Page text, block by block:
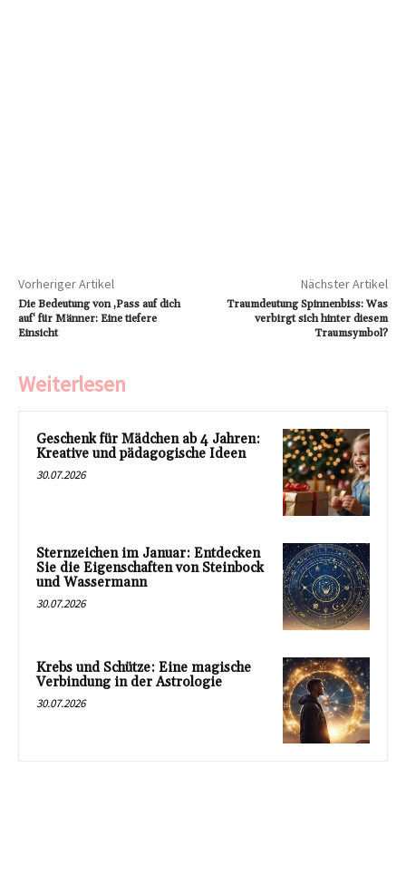
Vorheriger Artikel
Die Bedeutung von ‚Pass auf dich
auf‘ für Männer: Eine tiefere
Einsicht
Nächster Artikel
Traumdeutung Spinnenbiss: Was
verbirgt sich hinter diesem
Traumsymbol?
Weiterlesen
Geschenk für Mädchen ab 4 Jahren:
Kreative und pädagogische Ideen
30.07.2026
Sternzeichen im Januar: Entdecken
Sie die Eigenschaften von Steinbock
und Wassermann
30.07.2026
Krebs und Schütze: Eine magische
Verbindung in der Astrologie
30.07.2026